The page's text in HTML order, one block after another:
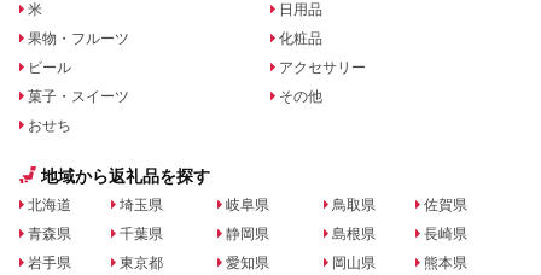
米
果物・フルーツ
ビール
菓子・スイーツ
おせち
日用品
化粧品
アクセサリー
その他
地域から返礼品を探す
北海道
青森県
岩手県
埼玉県
千葉県
東京都
岐阜県
静岡県
愛知県
鳥取県
島根県
岡山県
佐賀県
長崎県
熊本県